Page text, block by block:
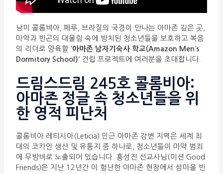
남미 콜롬비아, 페루, 브라질의 국경이 만나는 아마존 깊은 곳,
마약과 빈곤의 대물림 속에 방치된 청소년들을 보호하고 복음
의 리더로 양육할 ‘아마존 남자기숙사 학교(Amazon Men’s
Dormitory School)’ 건립 프로젝트에 여러분을 초대합니다.
드림스드림 245호 콜롬비아:
아마존 정글 속 청소년들을 위
한 영적 피난처
콜롬비아 레티시아(Leticia) 인근 아마존 강변 지역은 세계 최
대의 코카인 생산 및 유통지 중 하나로, 청소년들이 마약 범죄
에 무방비로 노출되어 있습니다. 홍성진 선교사님(미션 Good
Friends)은 지난 12년간 이 험난한 아마존 현장에서 섬마을 빈